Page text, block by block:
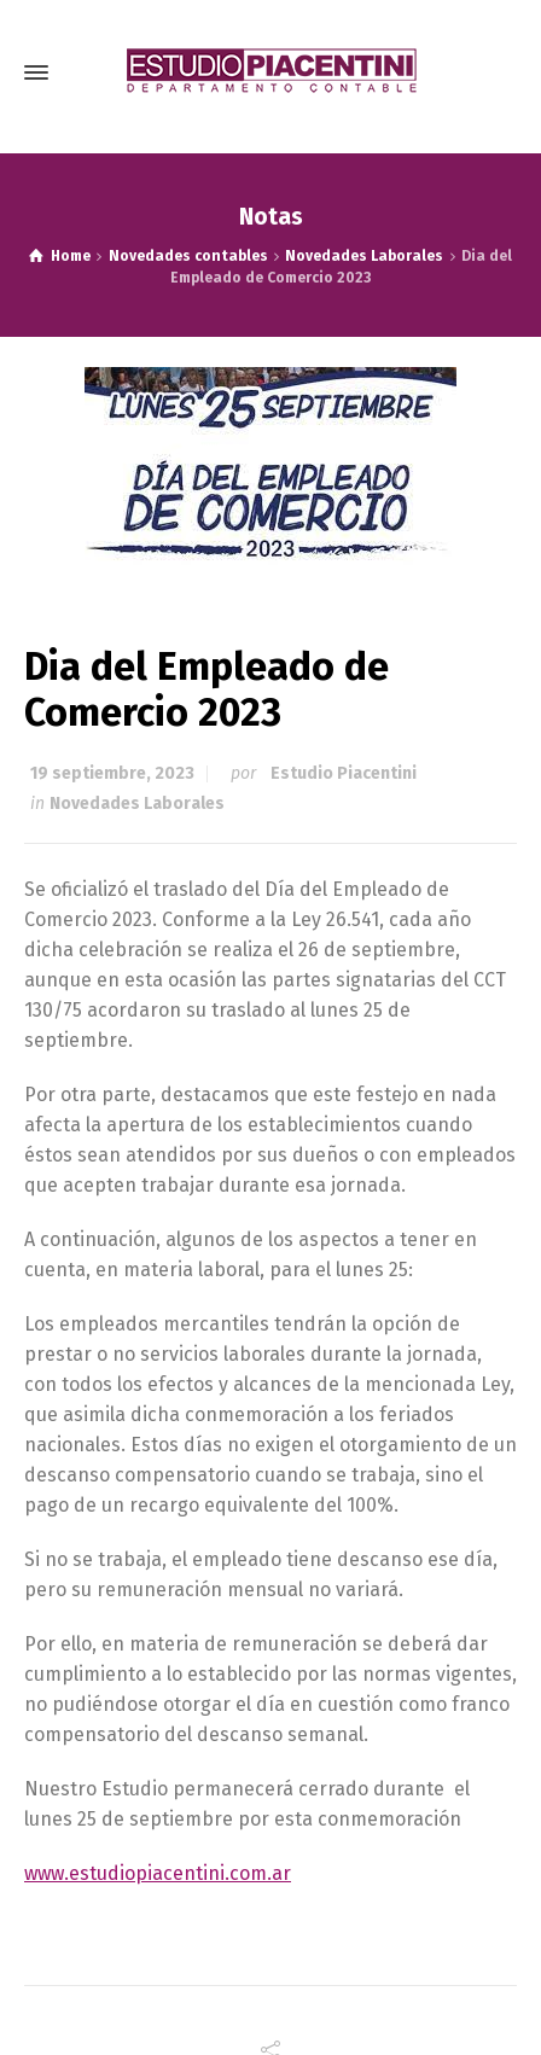
Notas
Home Novedades contables Novedades Laborales
Dia del
Empleado de Comercio 2023
Dia del Empleado de
Comercio 2023
19 septiembre, 2023 por
Estudio Piacentini
in Novedades Laborales
Se oficializó el traslado del Día del Empleado de
Comercio 2023. Conforme a la Ley 26.541, cada año
dicha celebración se realiza el 26 de septiembre,
aunque en esta ocasión las partes signatarias del CCT
130/75 acordaron su traslado al lunes 25 de
septiembre.
Por otra parte, destacamos que este festejo en nada
afecta la apertura de los establecimientos cuando
éstos sean atendidos por sus dueños o con empleados
que acepten trabajar durante esa jornada.
A continuación, algunos de los aspectos a tener en
cuenta, en materia laboral, para el lunes 25:
Los empleados mercantiles tendrán la opción de
prestar o no servicios laborales durante la jornada,
con todos los efectos y alcances de la mencionada Ley,
que asimila dicha conmemoración a los feriados
nacionales. Estos días no exigen el otorgamiento de un
descanso compensatorio cuando se trabaja, sino el
pago de un recargo equivalente del 100%.
Si no se trabaja, el empleado tiene descanso ese día,
pero su remuneración mensual no variará.
Por ello, en materia de remuneración se deberá dar
cumplimiento a lo establecido por las normas vigentes,
no pudiéndose otorgar el día en cuestión como franco
compensatorio del descanso semanal.
Nuestro Estudio permanecerá cerrado durante el
lunes 25 de septiembre por esta conmemoración
www.estudiopiacentini.com.ar